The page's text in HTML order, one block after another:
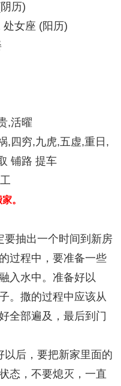
历)
女座 (阳历)
,活曜
,四穷,九虎,五虚,重日,
铺路 提车
。
要抽出一个时间到新房
过程中，要准备一些
入水中。准备好以
。撒的过程中应该从
全部遍及，最后到门
以后，要把新家里面的
态，不要熄灭，一直